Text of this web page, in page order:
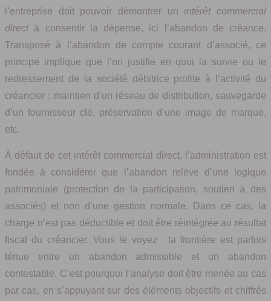
l’entreprise doit pouvoir démontrer unintérêt commercial
directà consentir la dépense, ici l’abandon de créance.
Transposé à l’abandon de compte courant d’associé, ce
principe implique que l’on justifie en quoi la survie ou le
redressement de la société débitrice profite à l’activité du
créancier : maintien d’un réseau de distribution, sauvegarde
d’un fournisseur clé, préservation d’une image de marque,
etc.
À défaut de cet intérêt commercial direct, l’administration est
fondée à considérer que l’abandon relève d’une logique
patrimoniale (protection de la participation, soutien à des
associés) et non d’une gestion normale. Dans ce cas, la
charge n’est pas déductible et doit être réintégrée au résultat
fiscal du créancier. Vous le voyez : la frontière est parfois
ténue entre un abandon admissible et un abandon
contestable. C’est pourquoi l’analyse doit être menée au cas
par cas, en s’appuyant sur des éléments objectifs et chiffrés